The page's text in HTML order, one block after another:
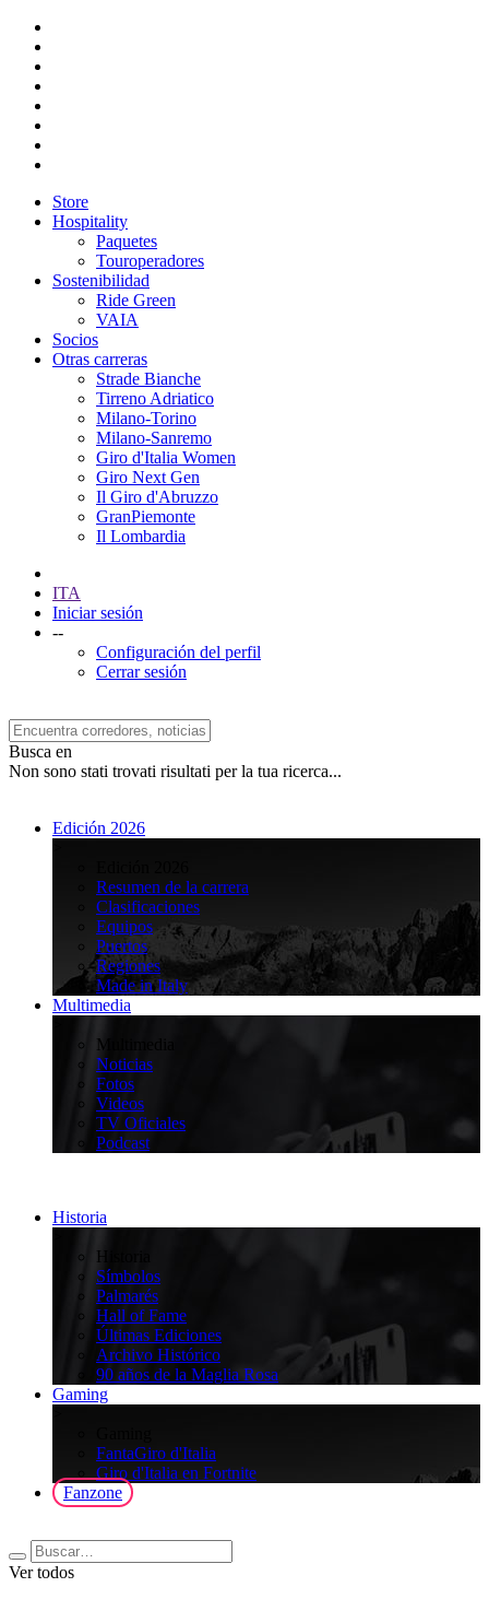
Store
Hospitality
Paquetes
Touroperadores
Sostenibilidad
Ride Green
VAIA
Socios
Otras carreras
Strade Bianche
Tirreno Adriatico
Milano-Torino
Milano-Sanremo
Giro d'Italia Women
Giro Next Gen
Il Giro d'Abruzzo
GranPiemonte
Il Lombardia
ITA
Iniciar sesión
--
Configuración del perfil
Cerrar sesión
Busca en
Non sono stati trovati risultati per la tua ricerca...
Edición 2026
Resumen de la carrera
Clasificaciones
Equipos
Puertos
Regiones
Made in Italy
Multimedia
Multimedia
Noticias
Fotos
Videos
TV Oficiales
Podcast
Historia
Historia
Símbolos
Palmarés
Hall of Fame
Últimas Ediciones
Archivo Histórico
90 años de la Maglia Rosa
Gaming
FantaGiro d'Italia
Giro d'Italia en Fortnite
Fanzone
Ver todos